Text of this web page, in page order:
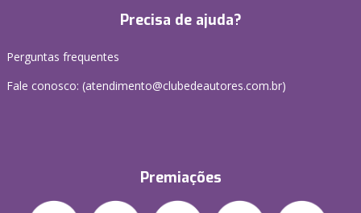
Precisa de ajuda?
Perguntas frequentes
Fale conosco: (atendimento@clubedeautores.com.br)
Premiações